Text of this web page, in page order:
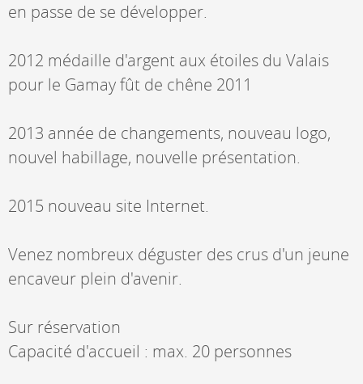
en passe de se développer.
2012 médaille d'argent aux étoiles du Valais
pour le Gamay fût de chêne 2011
2013 année de changements, nouveau logo,
nouvel habillage, nouvelle présentation.
2015 nouveau site Internet.
Venez nombreux déguster des crus d'un jeune
encaveur plein d'avenir.
Sur réservation
Capacité d'accueil : max. 20 personnes